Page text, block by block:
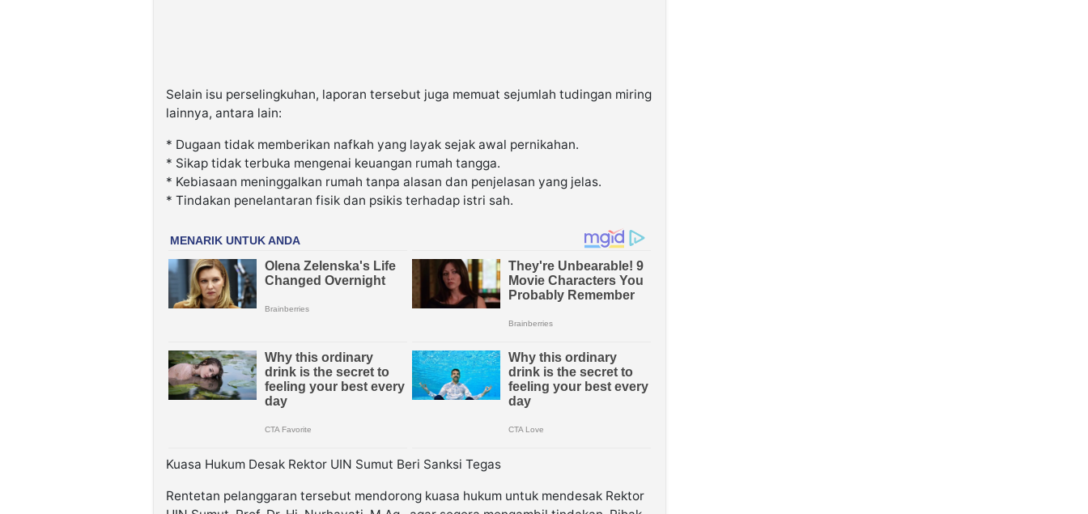
Selain isu perselingkuhan, laporan tersebut juga memuat sejumlah tudingan miring
lainnya, antara lain:
* Dugaan tidak memberikan nafkah yang layak sejak awal pernikahan.
* Sikap tidak terbuka mengenai keuangan rumah tangga.
* Kebiasaan meninggalkan rumah tanpa alasan dan penjelasan yang jelas.
* Tindakan penelantaran fisik dan psikis terhadap istri sah.
Kuasa Hukum Desak Rektor UIN Sumut Beri Sanksi Tegas
Rentetan pelanggaran tersebut mendorong kuasa hukum untuk mendesak Rektor